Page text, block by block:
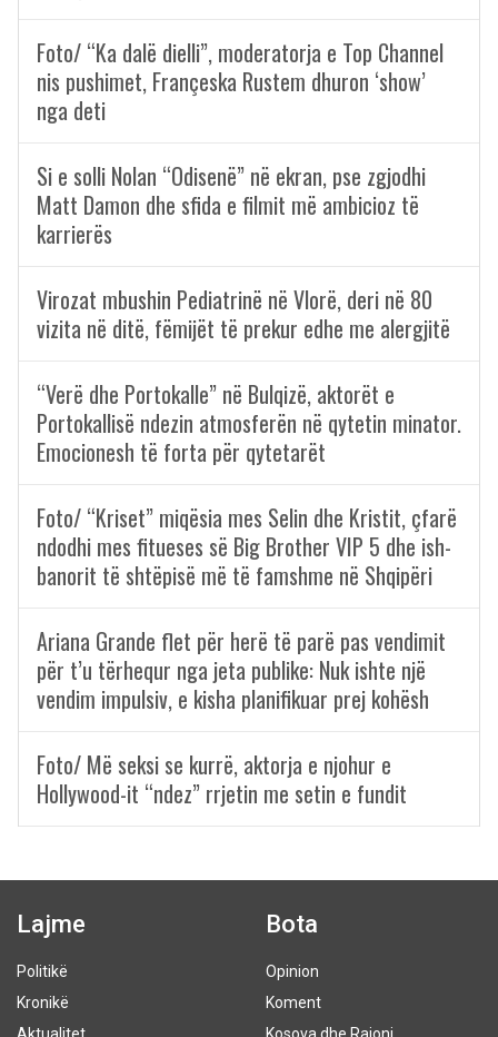
Foto/ “Ka dalë dielli”, moderatorja e Top Channel
nis pushimet, Françeska Rustem dhuron ‘show’
nga deti
Si e solli Nolan “Odisenë” në ekran, pse zgjodhi
Matt Damon dhe sfida e filmit më ambicioz të
karrierës
Virozat mbushin Pediatrinë në Vlorë, deri në 80
vizita në ditë, fëmijët të prekur edhe me alergjitë
“Verë dhe Portokalle” në Bulqizë, aktorët e
Portokallisë ndezin atmosferën në qytetin minator.
Emocionesh të forta për qytetarët
Foto/ “Kriset” miqësia mes Selin dhe Kristit, çfarë
ndodhi mes fitueses së Big Brother VIP 5 dhe ish-
banorit të shtëpisë më të famshme në Shqipëri
Ariana Grande flet për herë të parë pas vendimit
për t’u tërhequr nga jeta publike: Nuk ishte një
vendim impulsiv, e kisha planifikuar prej kohësh
Foto/ Më seksi se kurrë, aktorja e njohur e
Hollywood-it “ndez” rrjetin me setin e fundit
Lajme
Politikë
Kronikë
Aktualitet
Bota
Opinion
Koment
Kosova dhe Rajoni